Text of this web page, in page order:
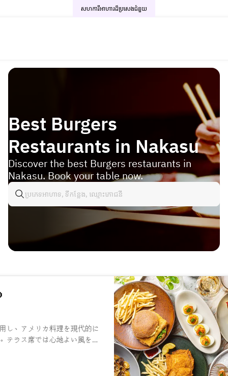
សហការីអាហារដ៏ប្រសេងជំនួយ
Best Burgers
Restaurants in Nakasu
Discover the best Burgers restaurants in
Nakasu. Book your table now.
し、アメリカ料理を現代的に
テラス席では心地よい風を感